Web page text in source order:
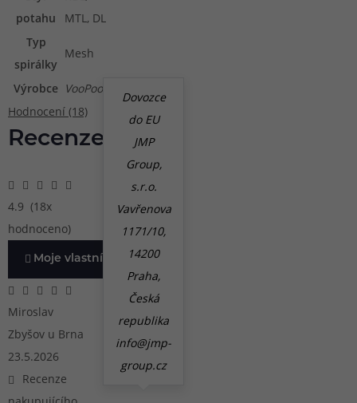
potahu
MTL, DL
Typ
spirálky
Mesh
Výrobce VooPoo
Dovozce
do EU
JMP
Group,
s.r.o.
Vavřenova
1171/10,
14200
Praha,
Česká
republika
info@jmp-
group.cz
Hodnocení (18)
Recenze
4.9 (18x
hodnoceno)
Moje vlastní zkušenost
Miroslav
Zbyšov u Brna
23.5.2026
Recenze